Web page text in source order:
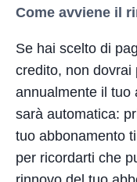
Come avviene il
Se hai scelto di
credito, non dovrai
annualmente il tuo
sarà automatica:
tuo abbonamento
per ricordarti che